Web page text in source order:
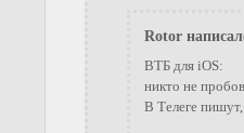
Rotor
ВТБ для iOS:
никто не
В Телеге